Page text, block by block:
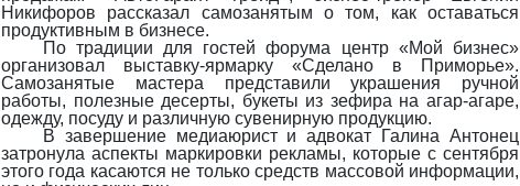
Никифоров рассказал самозанятым о том, как оставаться
продуктивным в бизнесе.
По традиции для гостей форума центр «Мой бизнес»
организовал выставку-ярмарку «Сделано в Приморье».
Самозанятые мастера представили украшения ручной
работы, полезные десерты, букеты из зефира на агар-агаре,
одежду, посуду и различную сувенирную продукцию.
В завершение медиаюрист и адвокат Галина Антонец
затронула аспекты маркировки рекламы, которые с сентября
этого года касаются не только средств массовой информации,